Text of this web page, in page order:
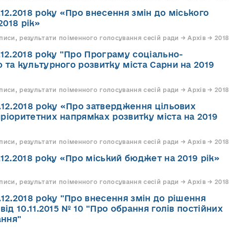
року «Про внесення змін до міського
рік»
результати поіменного голосування сесій ради → Архів → 2018
року "Про Програму соціально-
та культурного розвитку міста Сарни на 2019
результати поіменного голосування сесій ради → Архів → 2018
року «Про затвердження цільових
напрямках розвитку міста на 2019
результати поіменного голосування сесій ради → Архів → 2018
року «Про міський бюджет на 2019 рік»
результати поіменного голосування сесій ради → Архів → 2018
року "Про внесення змін до рішення
10.11.2015 № 10 "Про обрання голів постійних